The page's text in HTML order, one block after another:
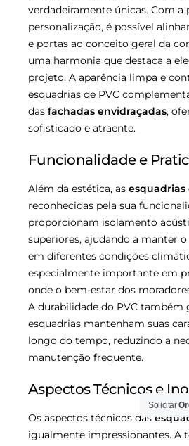
verdadeiramente únicas. Com a
personalização, é possível
e portas ao conceito geral da
uma harmonia que destaca a
projeto. A aparência limpa e
esquadrias de PVC
das fachadas envidraçadas,
sofisticado e atraente.
Funcionalidade e
Além da estética, as esquadrias
reconhecidas pela sua
proporcionam isolamento
superiores, ajudando a manter
em diferentes condições
especialmente importante em
onde o bem-estar dos
A durabilidade do PVC também
esquadrias mantenham suas
longo do tempo, reduzindo a
manutenção frequente.
Aspectos Técnicos e
Os aspectos técnicos das
igualmente impressionantes. A
Solicitar